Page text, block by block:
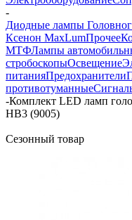
-
Диодные лампы
Ксенон MaxLumПрочее
МТФЛампы
стробоскопыОсвещение
питанияПредохранители
противотуманные
-Комплект LED ламп
HB3 (9005)
Сезонный товар